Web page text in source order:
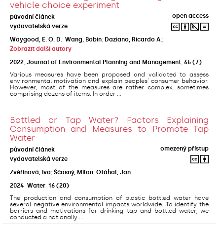
vehicle choice experiment
původní článek
open access
vydavatelská verze
Waygood, E. O. D.; Wang, Bobin; Daziano, Ricardo A.;
Zobrazit další autory
2022 Journal of Environmental Planning and Management 65 (7)
Various measures have been proposed and validated to assess
environmental motivation and explain peoples' consumer behavior.
However, most of the measures are rather complex, sometimes
comprising dozens of items. In order ...
Bottled or Tap Water? Factors Explaining
Consumption and Measures to Promote Tap
Water
původní článek
omezený přístup
vydavatelská verze
Zvěřinová, Iva; Ščasný, Milan; Otáhal, Jan
2024 Water 16 (20)
The production and consumption of plastic bottled water have
several negative environmental impacts worldwide. To identify the
barriers and motivations for drinking tap and bottled water, we
conducted a nationally ...